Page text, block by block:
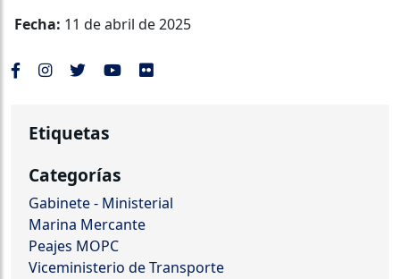
Fecha: 11 de abril de 2025
Etiquetas
Categorías
Gabinete - Ministerial
Marina Mercante
Peajes MOPC
Viceministerio de Transporte